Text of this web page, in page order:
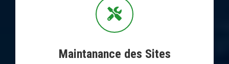
Maintanance des Sites